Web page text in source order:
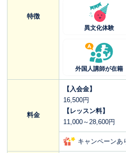
特徴
異文化体験
外国人講師が在籍
料金
【入会金】
16,500円
【レッスン料】
11,000～28,600円
キャンペーンあ